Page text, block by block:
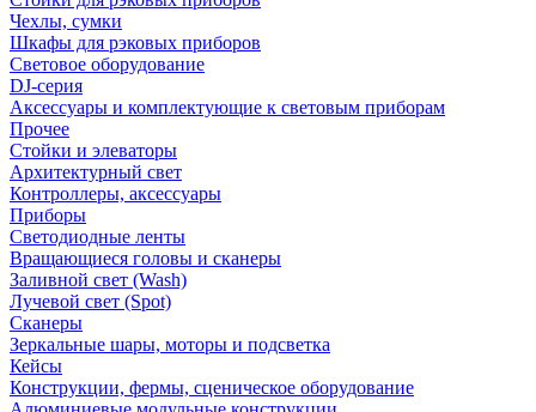
Чехлы, сумки
Шкафы для рэковых приборов
Световое оборудование
DJ-серия
Аксессуары и комплектующие к световым приборам
Прочее
Стойки и элеваторы
Архитектурный свет
Контроллеры, аксессуары
Приборы
Светодиодные ленты
Вращающиеся головы и сканеры
Заливной свет (Wash)
Лучевой свет (Spot)
Сканеры
Зеркальные шары, моторы и подсветка
Кейсы
Конструкции, фермы, сценическое оборудование